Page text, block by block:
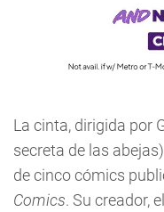
La cinta, dirigida por
secreta de las
de cinco cómics
Comics. Su creador,